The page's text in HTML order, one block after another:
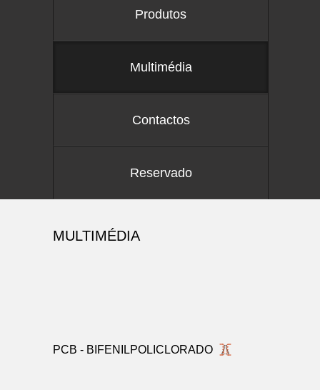
Produtos
Multimédia
Contactos
Reservado
MULTIMÉDIA
PCB - BIFENILPOLICLORADO